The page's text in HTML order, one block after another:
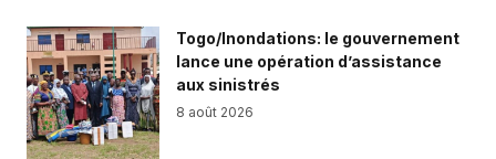
Togo/Inondations: le gouvernement
lance une opération d’assistance
aux sinistrés
8 août 2026